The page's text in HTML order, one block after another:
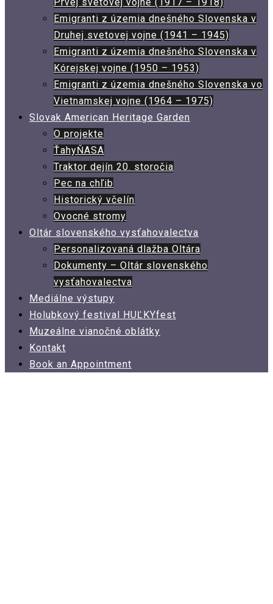
Emigranti z územia dnešného Slovenska v
Druhej svetovej vojne (1941 – 1945)
Emigranti z územia dnešného Slovenska v
Kórejskej vojne (1950 – 1953)
Emigranti z územia dnešného Slovenska vo
Vietnamskej vojne (1964 – 1975)
Slovak American Heritage Garden
O projekte
ŤahyŇASA
Traktor dejín 20. storočia
Pec na chľib
Historický včelín
Ovocné stromy
Oltár slovenského vysťahovalectva
Personalizovaná dlažba Oltára
Dokumenty – Oltár slovenského
vysťahovalectva
Mediálne výstupy
Holubkový festival HUĽKYfest
Muzeálne vianočné oblátky
Kontakt
Book an Appointment